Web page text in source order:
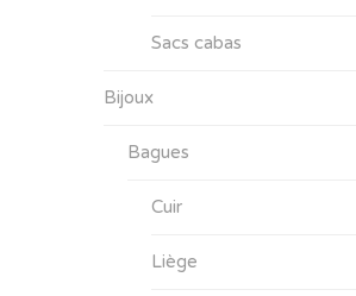
Sacs cabas
Bijoux
Bagues
Cuir
Liège